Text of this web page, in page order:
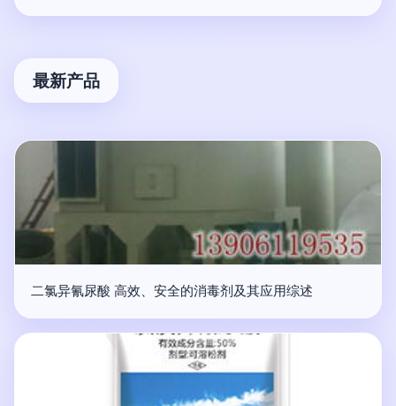
最新产品
二氯异氰尿酸 高效、安全的消毒剂及其应用综述